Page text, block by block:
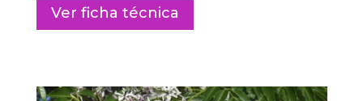
Ver ficha técnica